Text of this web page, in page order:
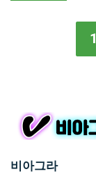
1
비아그라